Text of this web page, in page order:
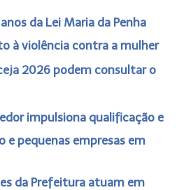
da Lei Maria da Penha
à violência contra a mulher
2026 podem consultar o
impulsiona qualificação e
e pequenas empresas em
da Prefeitura atuam em